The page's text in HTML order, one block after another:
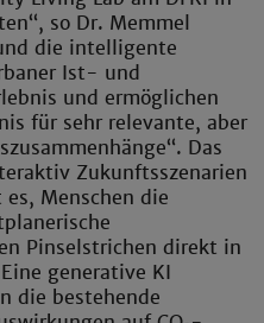
so Dr. Memmel
die intelligente
Ist- und
und ermöglichen
für sehr relevante, aber
Das
Zukunftsszenarien
Menschen die
Pinselstrichen direkt in
generative KI
die bestehende